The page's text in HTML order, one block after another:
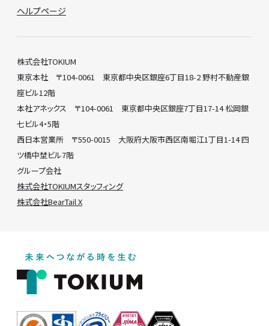
ヘルプページ
株式会社TOKIUM
東京本社 〒104-0061 東京都中央区銀座6丁目18-2 野村不動産銀
座ビル12階
本社アネックス 〒104-0061 東京都中央区銀座7丁目17-14 松岡銀
七ビル4・5階
西日本営業所 〒550-0015 大阪府大阪市西区南堀江1丁目1-14 四
ツ橋中埜ビル7階
グループ会社
株式会社TOKIUMスタッフィング
株式会社BearTail X